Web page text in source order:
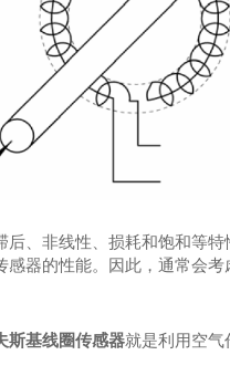
后、非线性、损耗和饱和等
感器的性能。因此，通常会
斯基线圈传感器就是利用空气